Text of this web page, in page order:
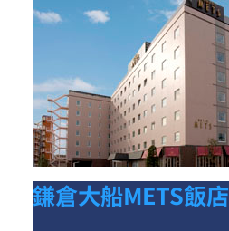
鎌倉大船METS飯店